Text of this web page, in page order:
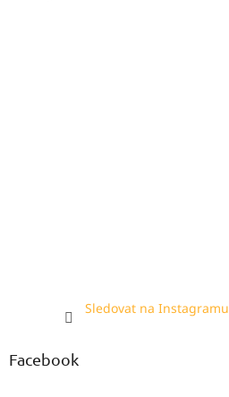
Sledovat na Instagramu
Facebook